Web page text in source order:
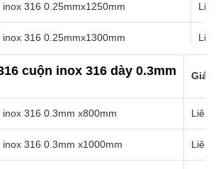
316 0.25mmx1250mm
316 0.25mmx1300mm
316 0.25mmx1350mm
316 0.25mmx1400mm
316 0.25mmx1450mm
316 0.25mmx1500mm
cuộn inox 316 dày 0.3mm Giá
316 0.3mm x800mm Liên
316 0.3mm x1000mm Liên